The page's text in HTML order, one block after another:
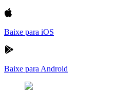
Baixe para iOS
Baixe para Android